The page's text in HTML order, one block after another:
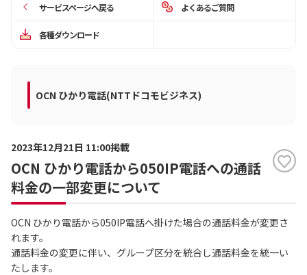
お知らせ
サービスページへ戻る よくあるご質問
各種ダウンロード
OCN ひかり電話(NTTドコモビジネス)
2023年12月21日 11:00掲載
OCN ひかり電話から050IP電話への通話
料金の一部変更について
OCN ひかり電話から050IP電話へ掛けた場合の通話料金が変更さ
れます。
通話料金の変更に伴い、グループ区分を統合し通話料金を統一い
たします。